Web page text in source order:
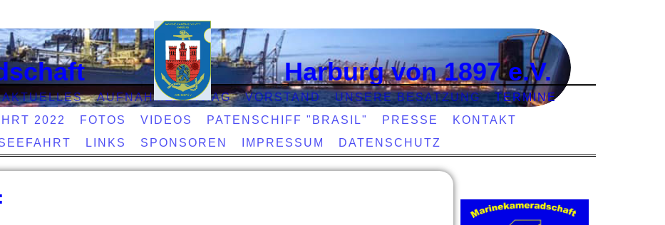
chaft Harburg von 1897 e.V.
AKTUELLES AUFNAHMEANTRAG VORSTAND UNSERE BESATZUNG
TERMINE
2022
FOTOS VIDEOS PATENSCHIFF "BRASIL" PRESSE
KONTAKT
LINKS SPONSOREN IMPRESSUM DATENSCHUTZ